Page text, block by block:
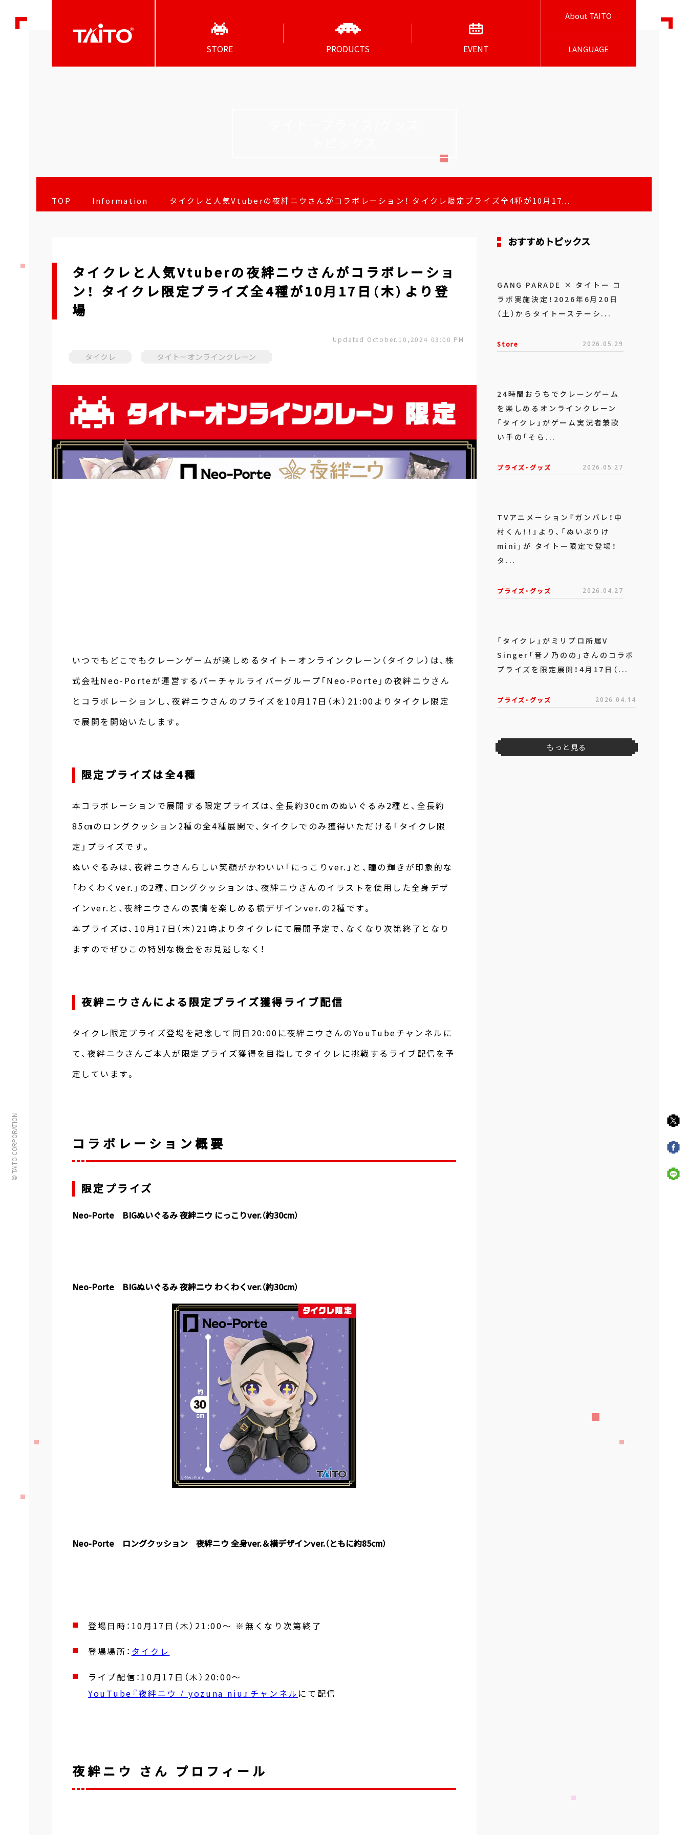
STORE PRODUCTS EVENT
About TAITO
LANGUAGE
© TAITO CORPORATION
TOP Information タイクレと人気Vtuberの夜絆ニウさんがコラボレーション！ タイクレ限定プライズ全4種が10月17...
タイクレと人気Vtuberの夜絆ニウさんがコラボレーショ
ン！ タイクレ限定プライズ全4種が10月17日（木）より登
場
Updated October.10,2024 03:00 PM
タイクレ タイトーオンラインクレーン
いつでもどこでもクレーンゲームが楽しめるタイトーオンラインクレーン（タイクレ）は、株
式会社Neo-Porteが運営するバーチャルライバーグループ「Neo-Porte」の夜絆ニウさん
とコラボレーションし、夜絆ニウさんのプライズを10月17日（木）21:00よりタイクレ限定
で展開を開始いたします。
限定プライズは全4種
本コラボレーションで展開する限定プライズは、全長約30cmのぬいぐるみ2種と、全長約
85㎝のロングクッション2種の全4種展開で、タイクレでのみ獲得いただける「タイクレ限
定」プライズです。
ぬいぐるみは、夜絆ニウさんらしい笑顔がかわいい「にっこりver.」と、瞳の輝きが印象的な
「わくわくver.」の2種、ロングクッションは、夜絆ニウさんのイラストを使用した全身デザ
インver.と、夜絆ニウさんの表情を楽しめる横デザインver.の2種です。
本プライズは、10月17日（木）21時よりタイクレにて展開予定で、なくなり次第終了となり
ますのでぜひこの特別な機会をお見逃しなく！
夜絆ニウさんによる限定プライズ獲得ライブ配信
タイクレ限定プライズ登場を記念して同日20:00に夜絆ニウさんのYouTubeチャンネルに
て、夜絆ニウさんご本人が限定プライズ獲得を目指してタイクレに挑戦するライブ配信を予
定しています。
コラボレーション概要
限定プライズ
Neo-Porte BIGぬいぐるみ 夜絆ニウ にっこりver.（約30cm）
Neo-Porte BIGぬいぐるみ 夜絆ニウ わくわくver.（約30cm）
Neo-Porte ロングクッション 夜絆ニウ 全身ver.＆横デザインver.（ともに約85cm）
登場日時：10月17日（木）21:00～ ※無くなり次第終了
登場場所： タイクレ
ライブ配信：10月17日（木）20:00～
YouTube『夜絆ニウ / yozuna niu』チャンネル にて配信
夜絆ニウ さん プロフィール
おすすめトピックス
GANG PARADE × タイトー コ
ラボ実施決定！2026年6月20日
（土）からタイトーステーシ...
Store 2026.05.29
24時間おうちでクレーンゲーム
を楽しめるオンラインクレーン
「タイクレ」がゲーム実況者兼歌
い手の「そら...
プライズ・グッズ 2026.05.27
TVアニメーション『ガンバレ！中
村くん！！』より、「ぬいぷりけ
mini」が タイトー限定で登場！
タ...
プライズ・グッズ 2026.04.27
「タイクレ」がミリプロ所属V
Singer「音ノ乃のの」さんのコラボ
プライズを限定展開！4月17日（...
プライズ・グッズ 2026.04.14
もっと見る